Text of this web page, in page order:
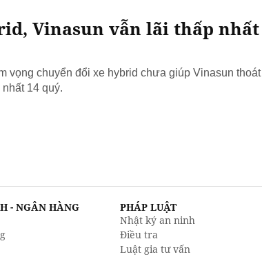
Vinasun vẫn lãi thấp nhất
vọng chuyển đổi xe hybrid chưa giúp Vinasun
nhất 14 quý.
- NGÂN HÀNG
PHÁP LUẬT
Nhật ký an ninh
Điều tra
Luật gia tư vấn